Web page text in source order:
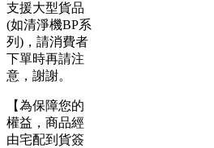
支援大型貨品
(如清淨機BP系
列)，請消費者
下單時再請注
意，謝謝。
【為保障您的
權益，商品經
由宅配到貨簽